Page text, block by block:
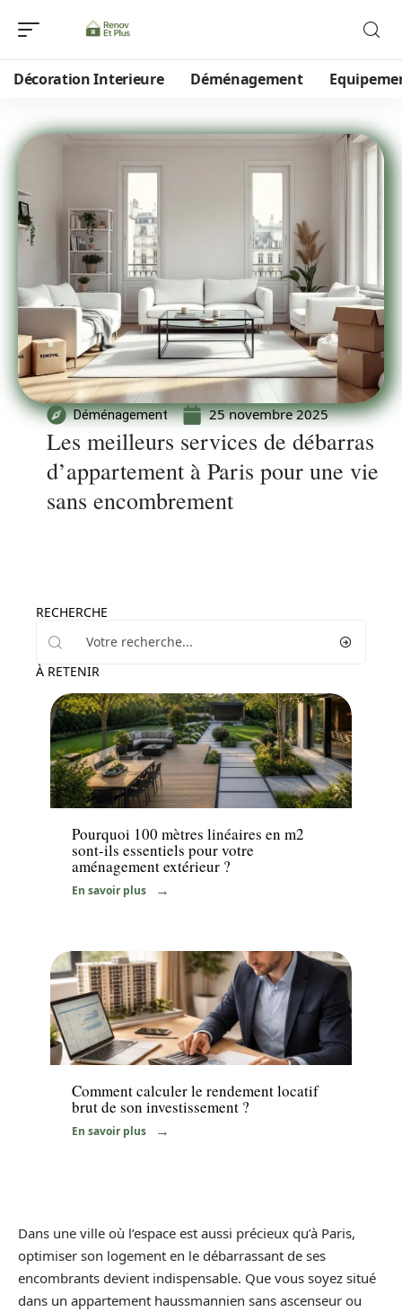
Décoration Interieure Déménagement
Déménagement 25 novembre 2025
Les meilleurs services de débarras
d’appartement à Paris pour une vie
sans encombrement
RECHERCHE
À RETENIR
Jardin
Pourquoi 100 mètres linéaires en m2
sont-ils essentiels pour votre
aménagement extérieur ?
En savoir plus
Immo
Comment calculer le rendement locatif
brut de son investissement ?
En savoir plus
Dans une ville où l’espace est aussi précieux qu’à Paris,
optimiser son logement en le débarrassant de ses
encombrants devient indispensable. Que vous soyez situé
dans un appartement haussmannien sans ascenseur ou